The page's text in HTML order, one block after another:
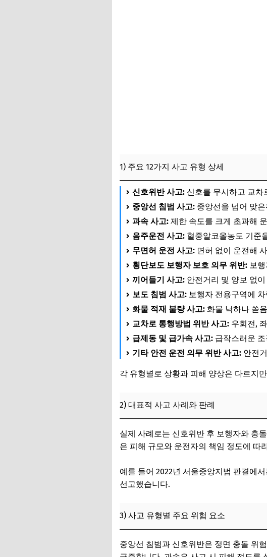
1) 주요 12가지 사고 유형 상세
신호위반 사고: 신호를 무시하고 교차
중앙선 침범 사고: 중앙선을 넘어 맞
과속 사고: 제한 속도를 크게 초과해
음주운전 사고: 혈중알코올농도 기준
무면허 운전 사고: 면허 없이 운전해
횡단보도 보행자 보호 의무 위반: 보
끼어들기 사고: 안전거리 및 양보 없
보도 침범 사고: 보행자 전용구역에
화물 적재 불량 사고: 화물 낙하나 쏟
교차로 통행방법 위반 사고: 우회전,
급제동 및 급가속 사고: 급작스러운
기타 안전 운전 의무 위반 사고: 안전
각 유형별로 상황과 피해 양상은 다르지
2) 대표적 사고 사례와 판례
실제 사례로는 신호위반 후 보행자와 충
은 피해 규모와 운전자의 책임 정도에 따
예를 들어 2022년 서울중앙지법 판결에
선고했습니다.
3) 사고 유형별 주요 위험 요소
중앙선 침범과 신호위반은 정면 충돌 위